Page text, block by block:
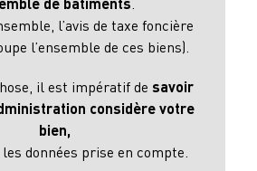
.
l’avis de taxe foncière
l’ensemble de ces biens).
il est impératif de savoir
considère votre
bien,
données prise en compte.